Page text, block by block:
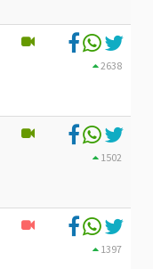
2638
1502
1397